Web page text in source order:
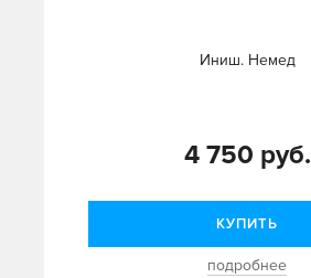
Иниш. Немед
4 750 руб.
КУПИТЬ
подробнее